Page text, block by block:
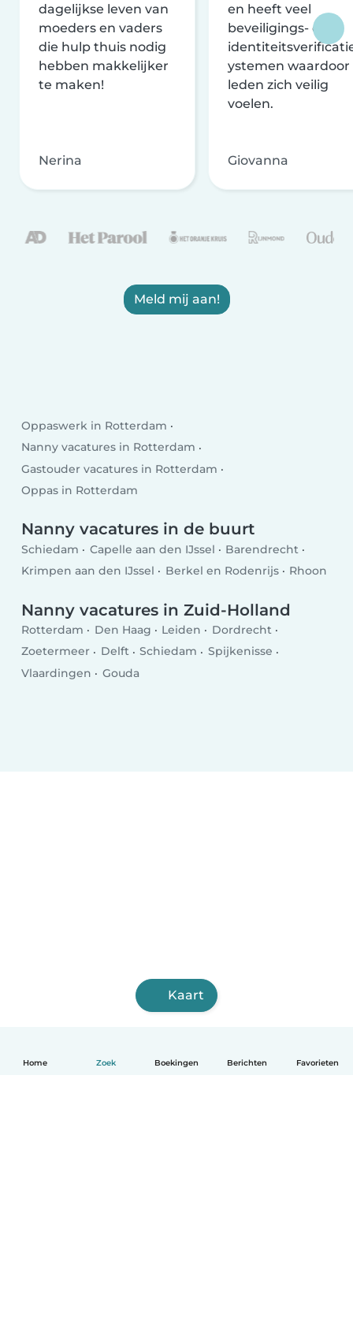
Home Zoek Boekingen Berichten Favorieten
dagelijkse leven van
moeders en vaders
die hulp thuis nodig
hebben makkelijker
te maken!
Nerina
en heeft veel
beveiligings- en
ystemen waardoor
leden zich veilig
voelen.
Giovanna
Meld mij aan!
Oppaswerk in Rotterdam
Nanny vacatures in Rotterdam
Gastouder vacatures in Rotterdam
Oppas in Rotterdam
Nanny vacatures in de buurt
Schiedam Capelle aan den IJssel
Barendrecht
Krimpen aan den IJssel
Berkel en Rodenrijs Rhoon
Nanny vacatures in Zuid-Holland
Rotterdam Den Haag Leiden
Dordrecht
Zoetermeer
Delft Schiedam
Spijkenisse
Vlaardingen
Gouda
Kaart